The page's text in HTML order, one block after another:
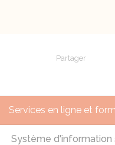
Partager
Services en ligne et
Système d'information